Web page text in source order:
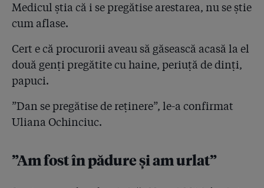
Medicul știa că i se pregătise arestarea, nu se știe
cum aflase.
Cert e că procurorii aveau să găsească acasă la el
două genți pregătite cu haine, periuță de dinți,
papuci.
”Dan se pregătise de reținere”, le-a confirmat
Uliana Ochinciuc.
”Am fost în pădure și am urlat”